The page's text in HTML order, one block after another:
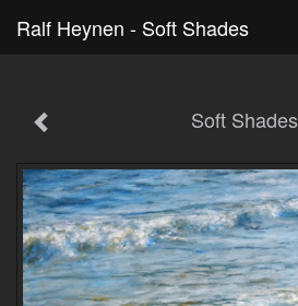
Ralf Heynen - Soft Shades
Soft Shades